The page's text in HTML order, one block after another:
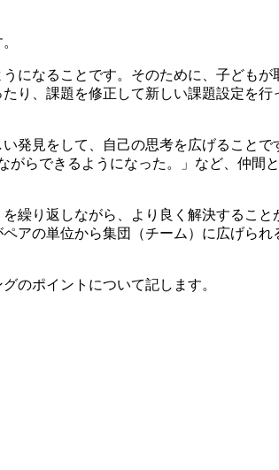
なることです。そのために、子ども
り、課題を修正して新しい課題設定を
見をして、自己の思考を広げること
らできるようになった。」など、仲間
り返しながら、より良く解決するこ
アの単位から集団（チーム）に広げら
のポイントについて記します。